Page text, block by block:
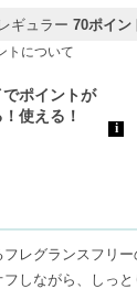
レギュラー 70ポイン
トについて
レグランスフリ
しながら、しっと